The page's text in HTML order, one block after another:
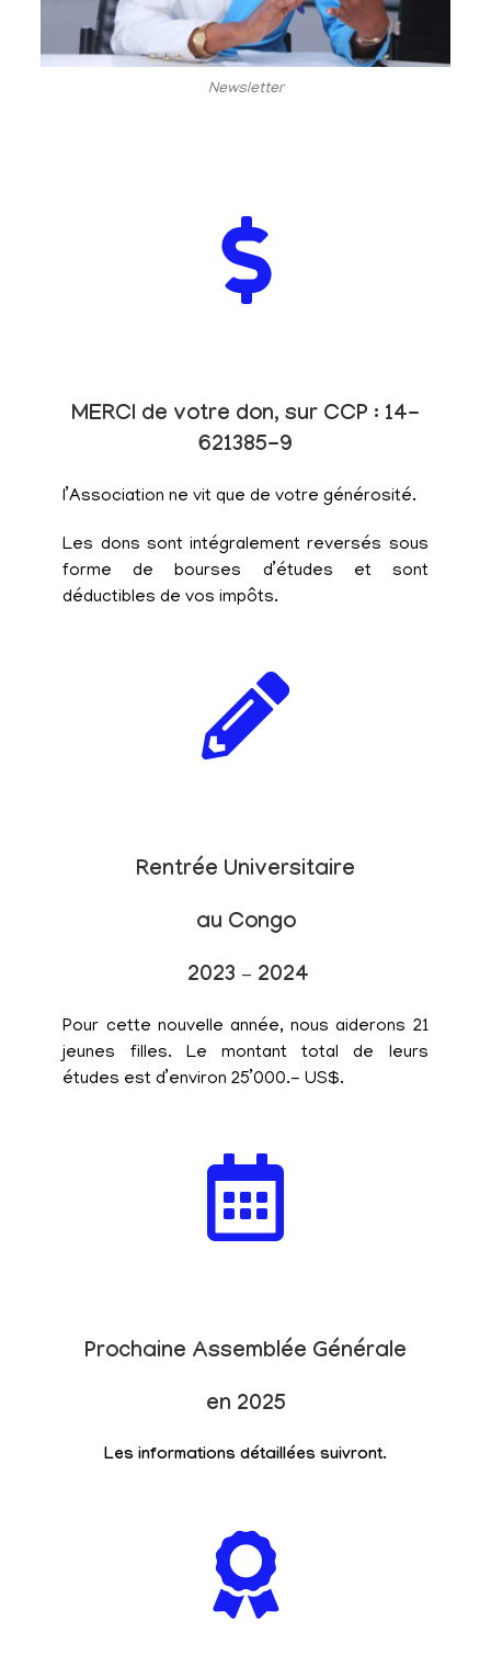
Newsletter
MERCI de votre don, sur CCP : 14-
621385-9
l’Association ne vit que de votre générosité.
Les dons sont intégralement reversés sous
forme de bourses d’études et sont
déductibles de vos impôts.
Rentrée Universitaire
au Congo
2023 – 2024
Pour cette nouvelle année, nous aiderons 21
jeunes filles. Le montant total de leurs
études est d’environ 25’000.- US$.
Prochaine Assemblée Générale
en 2025
Les informations détaillées suivront.